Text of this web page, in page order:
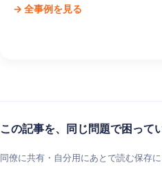
→ 全事例を見る
この記事を、同じ問題で困って
同僚に共有・自分用にあとで読む保存に